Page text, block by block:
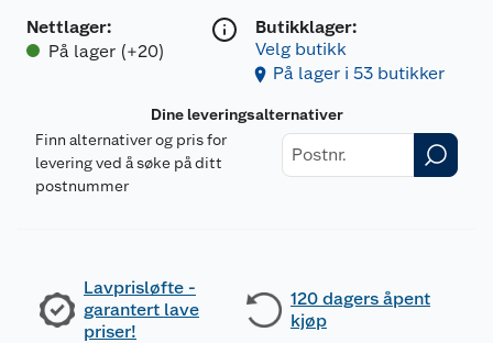
Nettlager:
På lager (+20)
Butikklager:
Velg butikk
På lager i 53 butikker
Dine leveringsalternativer
Finn alternativer og pris for
levering ved å søke på ditt
postnummer
Lavprisløfte -
garantert lave
priser!
120 dagers åpent
kjøp